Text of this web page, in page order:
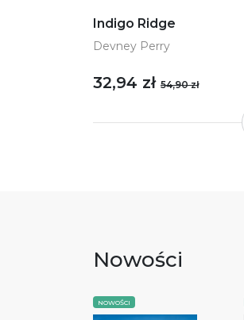
Indigo Ridge
Devney Perry
32,94 zł 54,90 zł
Nowości
NOWOŚCI